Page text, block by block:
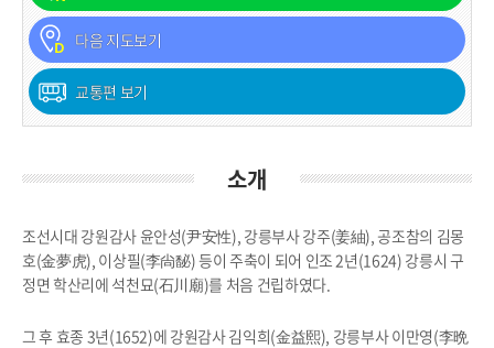
다음 지도보기
교통편 보기
소개
조선시대 강원감사 윤안성(尹安性), 강릉부사 강주(姜紬), 공조참의 김몽
호(金夢虎), 이상필(李尙馝) 등이 주축이 되어 인조 2년(1624) 강릉시 구
정면 학산리에 석천묘(石川廟)를 처음 건립하였다.
그 후 효종 3년(1652)에 강원감사 김익희(金益熙), 강릉부사 이만영(李晩